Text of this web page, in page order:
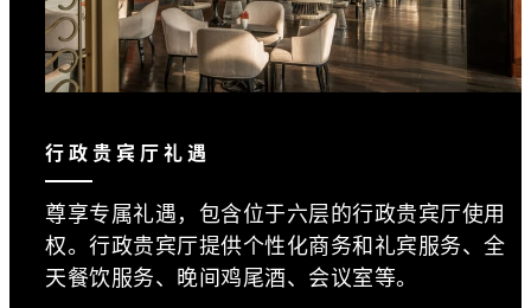
行政贵宾厅礼遇
尊享专属礼遇，包含位于六层的行政贵宾厅使用
权。行政贵宾厅提供个性化商务和礼宾服务、全
天餐饮服务、晚间鸡尾酒、会议室等。